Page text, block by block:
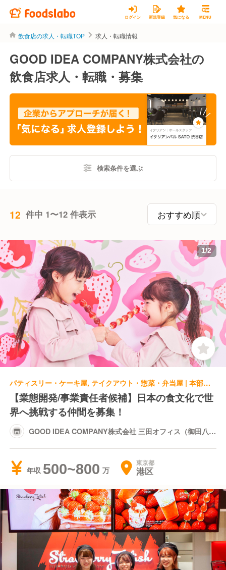
ログイン 新規登録 気になる MENU
飲食店の求人・転職TOP 求人・転職情報
GOOD IDEA COMPANY株式会社の
飲食店求人・転職・募集
検索条件を選ぶ
12 件中 1〜12 件表示
1/2
パティスリー・ケーキ屋, テイクアウト・惣菜・弁当屋 | 本部スタッフ | GOOD IDEA COMPANY株式会社 三田オフィス（御田八幡ビル）
【業態開発/事業責任者候補】日本の食文化で世
界へ挑戦する仲間を募集！
GOOD IDEA COMPANY株式会社 三田オフィス（御田八幡
年収 500~800 東京都
港区